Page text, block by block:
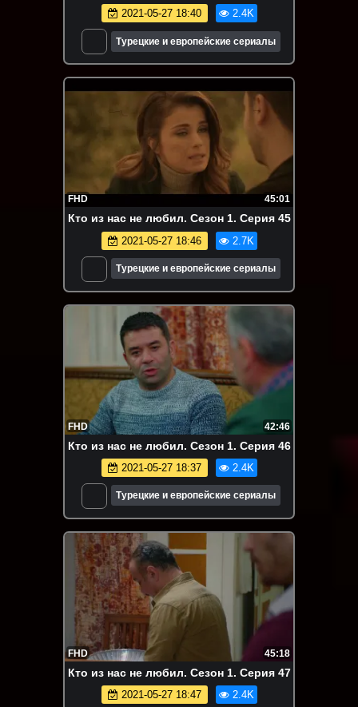
2021-05-27 18:40 2.4K
Турецкие и европейские сериалы
FHD 45:01
Кто из нас не любил. Сезон 1. Серия 45
2021-05-27 18:46 2.7K
Турецкие и европейские сериалы
FHD 42:46
Кто из нас не любил. Сезон 1. Серия 46
2021-05-27 18:37 2.4K
Турецкие и европейские сериалы
FHD 45:18
Кто из нас не любил. Сезон 1. Серия 47
2021-05-27 18:47 2.4K